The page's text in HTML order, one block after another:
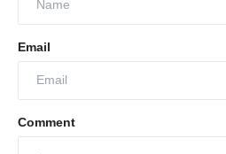
Email
Comment